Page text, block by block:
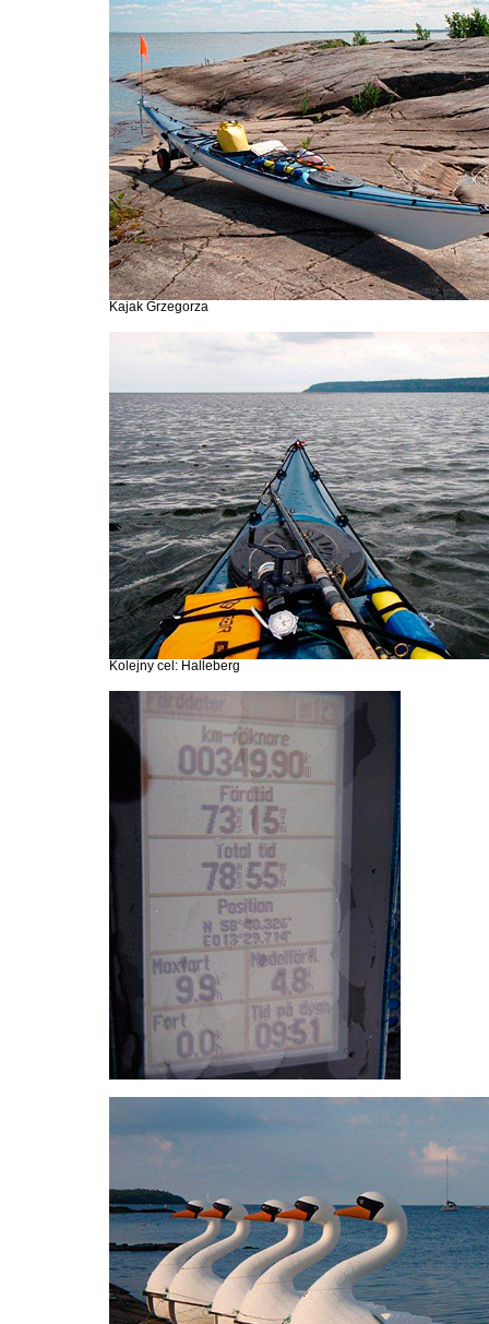
Kajak Grzegorza
Kolejny cel: Halleberg